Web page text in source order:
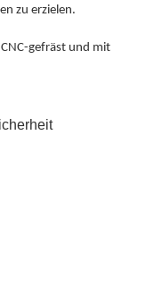
zu erzielen.
gefräst und mit